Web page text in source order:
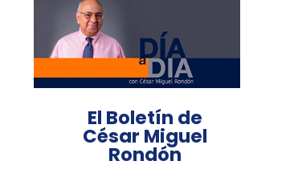
El Boletín de
César Miguel
Rondón